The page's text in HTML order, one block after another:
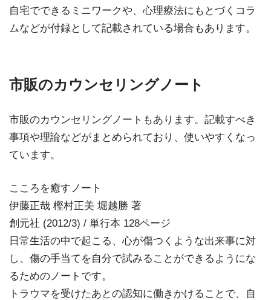
自宅でできるミニワークや、心理療法にもとづくコラ
ムなどが付録として記載されている場合もあります。
市販のカウンセリングノート
市販のカウンセリングノートもあります。記載すべき
事項や理論などがまとめられており、使いやすくなっ
ています。
こころを癒すノート
伊藤正哉 樫村正美 堀越勝 著
創元社 (2012/3) / 単行本 128ページ
日常生活の中で起こる、心が傷つくような出来事に対
し、傷の手当てを自分で試みることができるようにな
るためのノートです。
トラウマを受けたあとの認知に働きかけることで、自